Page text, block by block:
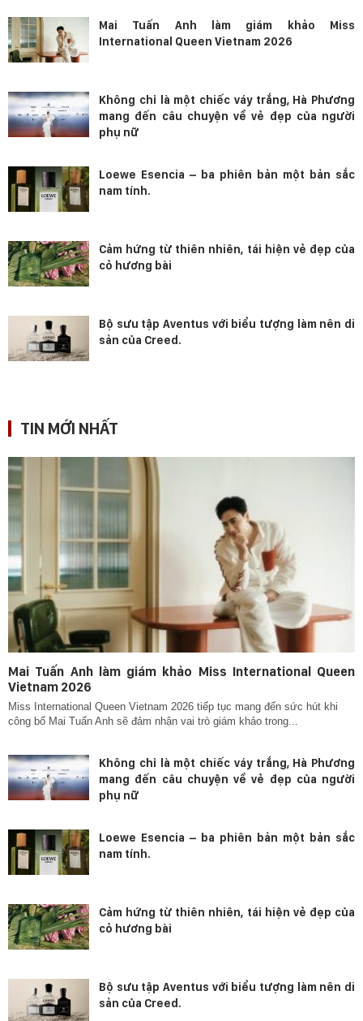
Mai Tuấn Anh làm giám khảo Miss
International Queen Vietnam 2026
Không chỉ là một chiếc váy trắng, Hà Phương
mang đến câu chuyện về vẻ đẹp của người
phụ nữ
Loewe Esencia – ba phiên bản một bản sắc
nam tính.
Cảm hứng từ thiên nhiên, tái hiện vẻ đẹp của
cỏ hương bài
Bộ sưu tập Aventus với biểu tượng làm nên di
sản của Creed.
TIN MỚI NHẤT
Mai Tuấn Anh làm giám khảo Miss International Queen
Vietnam 2026
Miss International Queen Vietnam 2026 tiếp tục mang đến sức hút khi
công bố Mai Tuấn Anh sẽ đảm nhận vai trò giám khảo trong...
Không chỉ là một chiếc váy trắng, Hà Phương
mang đến câu chuyện về vẻ đẹp của người
phụ nữ
Loewe Esencia – ba phiên bản một bản sắc
nam tính.
Cảm hứng từ thiên nhiên, tái hiện vẻ đẹp của
cỏ hương bài
Bộ sưu tập Aventus với biểu tượng làm nên di
sản của Creed.